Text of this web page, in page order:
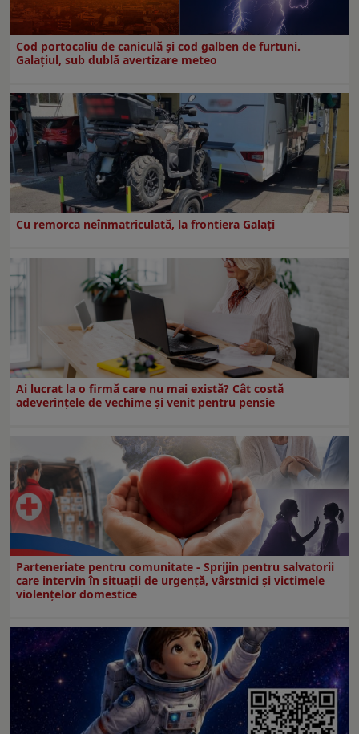
Cod portocaliu de caniculă și cod galben de furtuni.
Galațiul, sub dublă avertizare meteo
Cu remorca neînmatriculată, la frontiera Galați
Ai lucrat la o firmă care nu mai există? Cât costă
adeverințele de vechime și venit pentru pensie
Parteneriate pentru comunitate - Sprijin pentru salvatorii
care intervin în situații de urgență, vârstnici și victimele
violențelor domestice